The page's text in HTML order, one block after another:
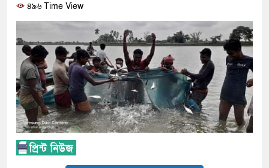
৪৯৬ Time View